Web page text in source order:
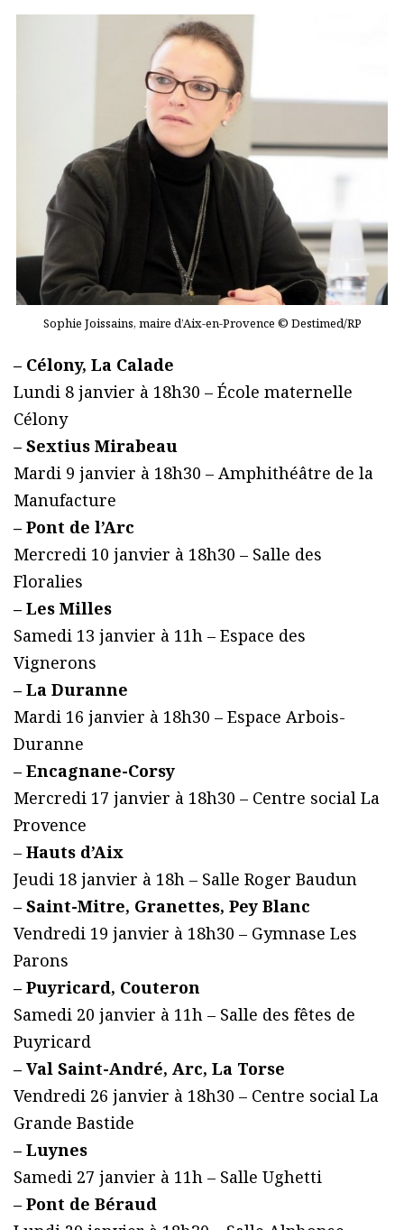
Sophie Joissains, maire d’Aix-en-Provence © Destimed/RP
– Célony, La Calade
Lundi 8 janvier à 18h30 – École maternelle
Célony
– Sextius Mirabeau
Mardi 9 janvier à 18h30 – Amphithéâtre de la
Manufacture
– Pont de l’Arc
Mercredi 10 janvier à 18h30 – Salle des
Floralies
– Les Milles
Samedi 13 janvier à 11h – Espace des
Vignerons
– La Duranne
Mardi 16 janvier à 18h30 – Espace Arbois-
Duranne
– Encagnane-Corsy
Mercredi 17 janvier à 18h30 – Centre social La
Provence
– Hauts d’Aix
Jeudi 18 janvier à 18h – Salle Roger Baudun
– Saint-Mitre, Granettes, Pey Blanc
Vendredi 19 janvier à 18h30 – Gymnase Les
Parons
– Puyricard, Couteron
Samedi 20 janvier à 11h – Salle des fêtes de
Puyricard
– Val Saint-André, Arc, La Torse
Vendredi 26 janvier à 18h30 – Centre social La
Grande Bastide
– Luynes
Samedi 27 janvier à 11h – Salle Ughetti
– Pont de Béraud